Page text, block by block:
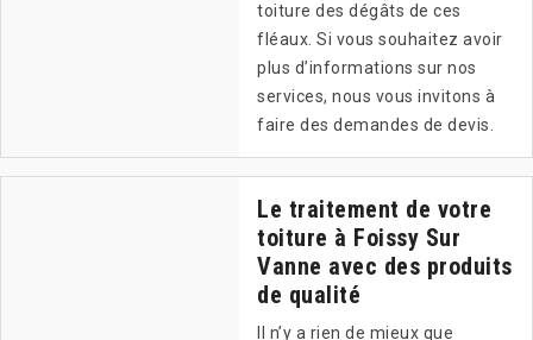
toiture des dégâts de ces
fléaux. Si vous souhaitez avoir
plus d’informations sur nos
services, nous vous invitons à
faire des demandes de devis.
Le traitement de votre
toiture à Foissy Sur
Vanne avec des produits
de qualité
Il n’y a rien de mieux que